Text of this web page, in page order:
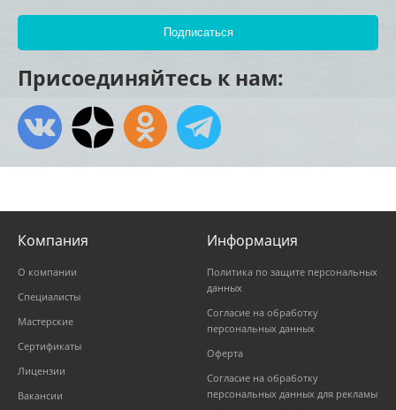
Присоединяйтесь к нам:
Компания
О компании
Специалисты
Мастерские
Сертификаты
Лицензии
Вакансии
Информация
Политика по защите персональных
данных
Согласие на обработку
персональных данных
Оферта
Согласие на обработку
персональных данных для рекламы